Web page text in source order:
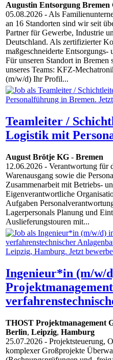
Augustin Entsorgung
05.08.2026 - Als
an 16 Standorten sind wir seit
Partner für Gewerbe, Industrie
Deutschland. Als zertifizierter
maßgeschneiderte
Für unseren Standort in
unseres Teams: KFZ-
(m/w/d) Ihr Profil...
Teamleiter /
Logistik mit
August Brötje KG - Bremen
12.06.2026 - Verantwortung für
Warenausgang sowie die
Zusammenarbeit mit Betriebs-
Eigenverantwortliche
Aufgaben
Lagerpersonals Planung und
Auslieferungstouren mit...
Ingenieur*in (m/w/
THOST Projektmanagement
Berlin, Leipzig, Hamburg
25.07.2026 - Projektsteuerung,
komplexer Großprojekte